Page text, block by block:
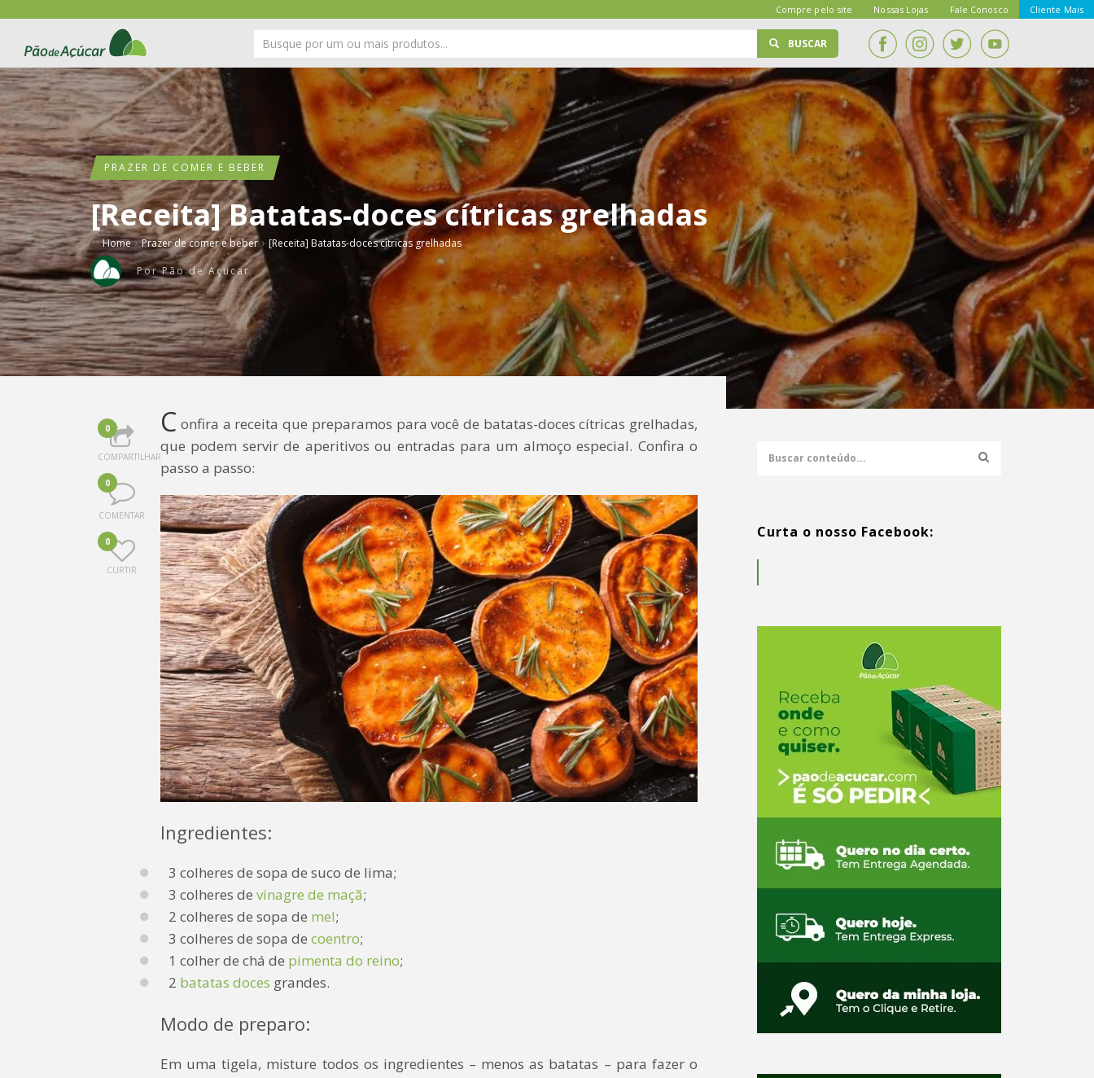
Compre pelo site Nossas Lojas Fale Conosco Cliente Mais
BUSCAR
PRAZER DE COMER E BEBER
[Receita] Batatas-doces cítricas grelhadas
Home › Prazer de comer e beber › [Receita] Batatas-doces cítricas grelhadas
PorPão de Açucar
0
COMPARTILHAR
0
COMENTAR
0
CURTIR
C onfira a receita que preparamos para você de batatas-doces cítricas grelhadas,
que podem servir de aperitivos ou entradas para um almoço especial. Confira o
passo a passo:
Ingredientes:
3 colheres de sopa de suco de lima;
3 colheres de vinagre de maçã;
2 colheres de sopa de mel;
3 colheres de sopa de coentro;
1 colher de chá de pimenta do reino;
2 batatas doces grandes.
Modo de preparo:
Em uma tigela, misture todos os ingredientes – menos as batatas – para fazer o
Curta o nosso Facebook: